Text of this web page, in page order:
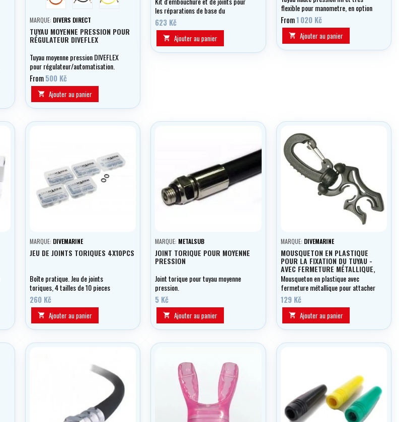
MARQUE: DIVERS DIRECT
TUYAU MOYENNE PRESSION POUR
RÉGULATEUR DIVEFLEX
Tuyau moyenne pression DIVEFLEX
pour régulateur/automatisation.
Disponible en noir, bleu, vert, rouge,
jaune et rose.
From500 Kč
 Ajouter au panier
les réparations de base du
régulateur.
623 Kč
 Ajouter au panier
flexible pour manometre, en option
en longueurs de 0,15 a 1,20 m.
From1 020 Kč
 Ajouter au panier
MARQUE: DIVEMARINE
JEU DE JOINTS TORIQUES 4X10PCS
Boîte pratique. Jeu de joints
toriques, 4 tailles de 10 pieces
chacune.
260 Kč
 Ajouter au panier
MARQUE: METALSUB
JOINT TORIQUE POUR MOYENNE
PRESSION
Joint torique pour tuyau moyenne
pression.
5 Kč
 Ajouter au panier
MARQUE: DIVEMARINE
MOUSQUETON EN PLASTIQUE
POUR LA FIXATION DU TUYAU -
AVEC FERMETURE MÉTALLIQUE,
DIVEMARINE/SOPRAS
Mousqueton en plastique avec
fermeture métallique pour attacher
le poulpe, le manometre etc. a la
veste ou a l'aile.
129 Kč
 Ajouter au panier